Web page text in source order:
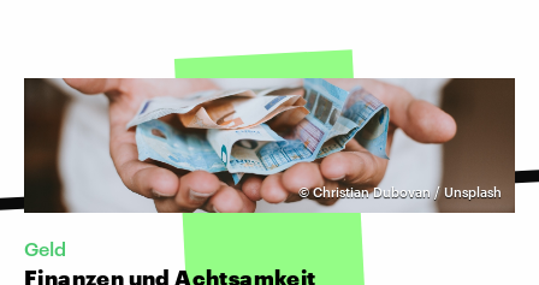
©Christian Dubovan / Unsplash
Geld
Finanzen und Achtsamkeit